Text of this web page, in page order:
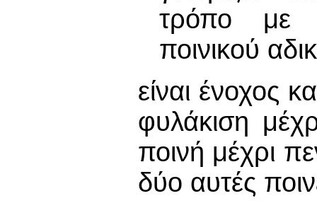
τρόπο με
ποινικού
είναι ένοχος
φυλάκιση
ποινή μέχρι
δύο αυτές